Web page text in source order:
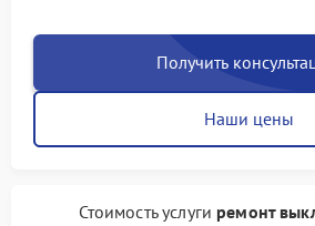
Получить
Наши цены
Стоимость услуги ремонт